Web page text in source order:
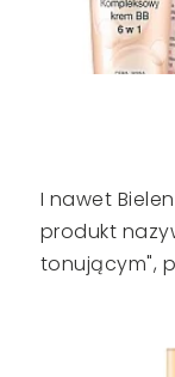
I nawet
produkt
tonującym",